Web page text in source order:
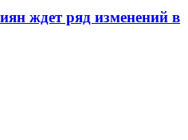
ждет ряд изменений в